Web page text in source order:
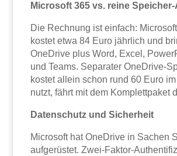
Microsoft 365 vs. reine
Die Rechnung ist einfach:
kostet etwa 84 Euro jährlich und
OneDrive plus Word, Excel,
und Teams. Separater OneDrive-
kostet allein schon rund 60 Euro
nutzt, fährt mit dem Komplettpaket
Datenschutz und Sicherheit
Microsoft hat OneDrive in Sachen
aufgerüstet. Zwei-Faktor-